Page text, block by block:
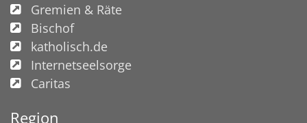
Gremien & Räte
Bischof
katholisch.de
Internetseelsorge
Caritas
Region